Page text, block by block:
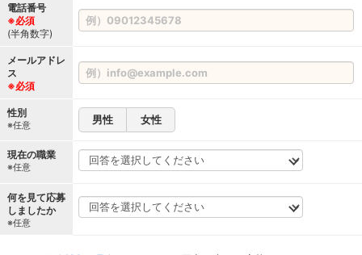
電話番号
※必須
(半角数字)
メールアドレ
ス
※必須
性別
※任意 男性 女性
現在の職業
※任意
何を見て応募
しましたか
※任意